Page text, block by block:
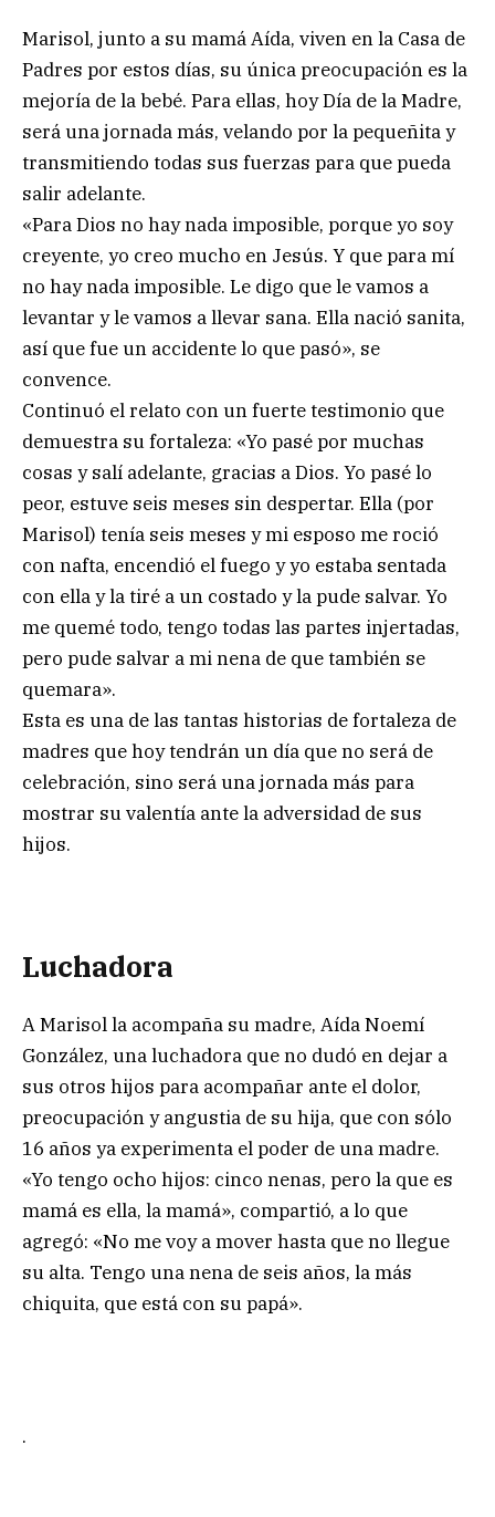
Marisol, junto a su mamá Aída, viven en la Casa de
Padres por estos días, su única preocupación es la
mejoría de la bebé. Para ellas, hoy Día de la Madre,
será una jornada más, velando por la pequeñita y
transmitiendo todas sus fuerzas para que pueda
salir adelante.
«Para Dios no hay nada imposible, porque yo soy
creyente, yo creo mucho en Jesús. Y que para mí
no hay nada imposible. Le digo que le vamos a
levantar y le vamos a llevar sana. Ella nació sanita,
así que fue un accidente lo que pasó», se
convence.
Continuó el relato con un fuerte testimonio que
demuestra su fortaleza: «Yo pasé por muchas
cosas y salí adelante, gracias a Dios. Yo pasé lo
peor, estuve seis meses sin despertar. Ella (por
Marisol) tenía seis meses y mi esposo me roció
con nafta, encendió el fuego y yo estaba sentada
con ella y la tiré a un costado y la pude salvar. Yo
me quemé todo, tengo todas las partes injertadas,
pero pude salvar a mi nena de que también se
quemara».
Esta es una de las tantas historias de fortaleza de
madres que hoy tendrán un día que no será de
celebración, sino será una jornada más para
mostrar su valentía ante la adversidad de sus
hijos.
Luchadora
A Marisol la acompaña su madre, Aída Noemí
González, una luchadora que no dudó en dejar a
sus otros hijos para acompañar ante el dolor,
preocupación y angustia de su hija, que con sólo
16 años ya experimenta el poder de una madre.
«Yo tengo ocho hijos: cinco nenas, pero la que es
mamá es ella, la mamá», compartió, a lo que
agregó: «No me voy a mover hasta que no llegue
su alta. Tengo una nena de seis años, la más
chiquita, que está con su papá».
.